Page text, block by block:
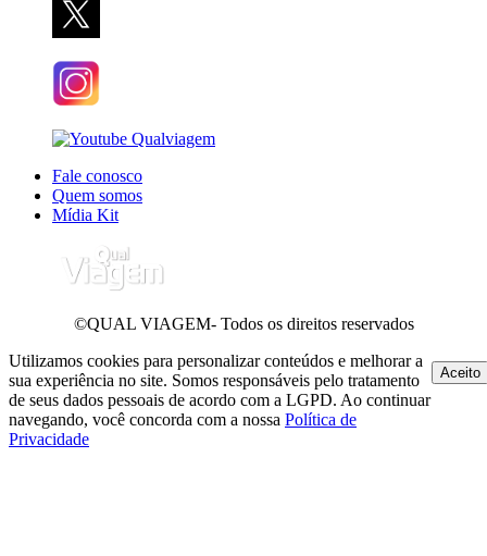
Fale conosco
Quem somos
Mídia Kit
©QUAL VIAGEM- Todos os direitos reservados
Utilizamos cookies para personalizar conteúdos e melhorar a
sua experiência no site. Somos responsáveis pelo tratamento
de seus dados pessoais de acordo com a LGPD. Ao continuar
navegando, você concorda com a nossa Política de
Privacidade
Aceito